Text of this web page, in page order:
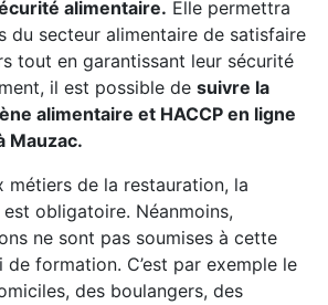
alimentaire. Elle permettra
du secteur alimentaire de satisfaire
tout en garantissant leur sécurité
il est possible de suivre la
alimentaire et HACCP en ligne
Mauzac.
métiers de la restauration, la
obligatoire. Néanmoins,
ne sont pas soumises à cette
formation. C’est par exemple le
des boulangers, des